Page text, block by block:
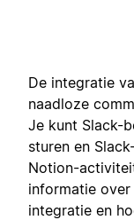
De integratie
naadloze
Je kunt Slack-
sturen en
Notion-
informatie
integratie en